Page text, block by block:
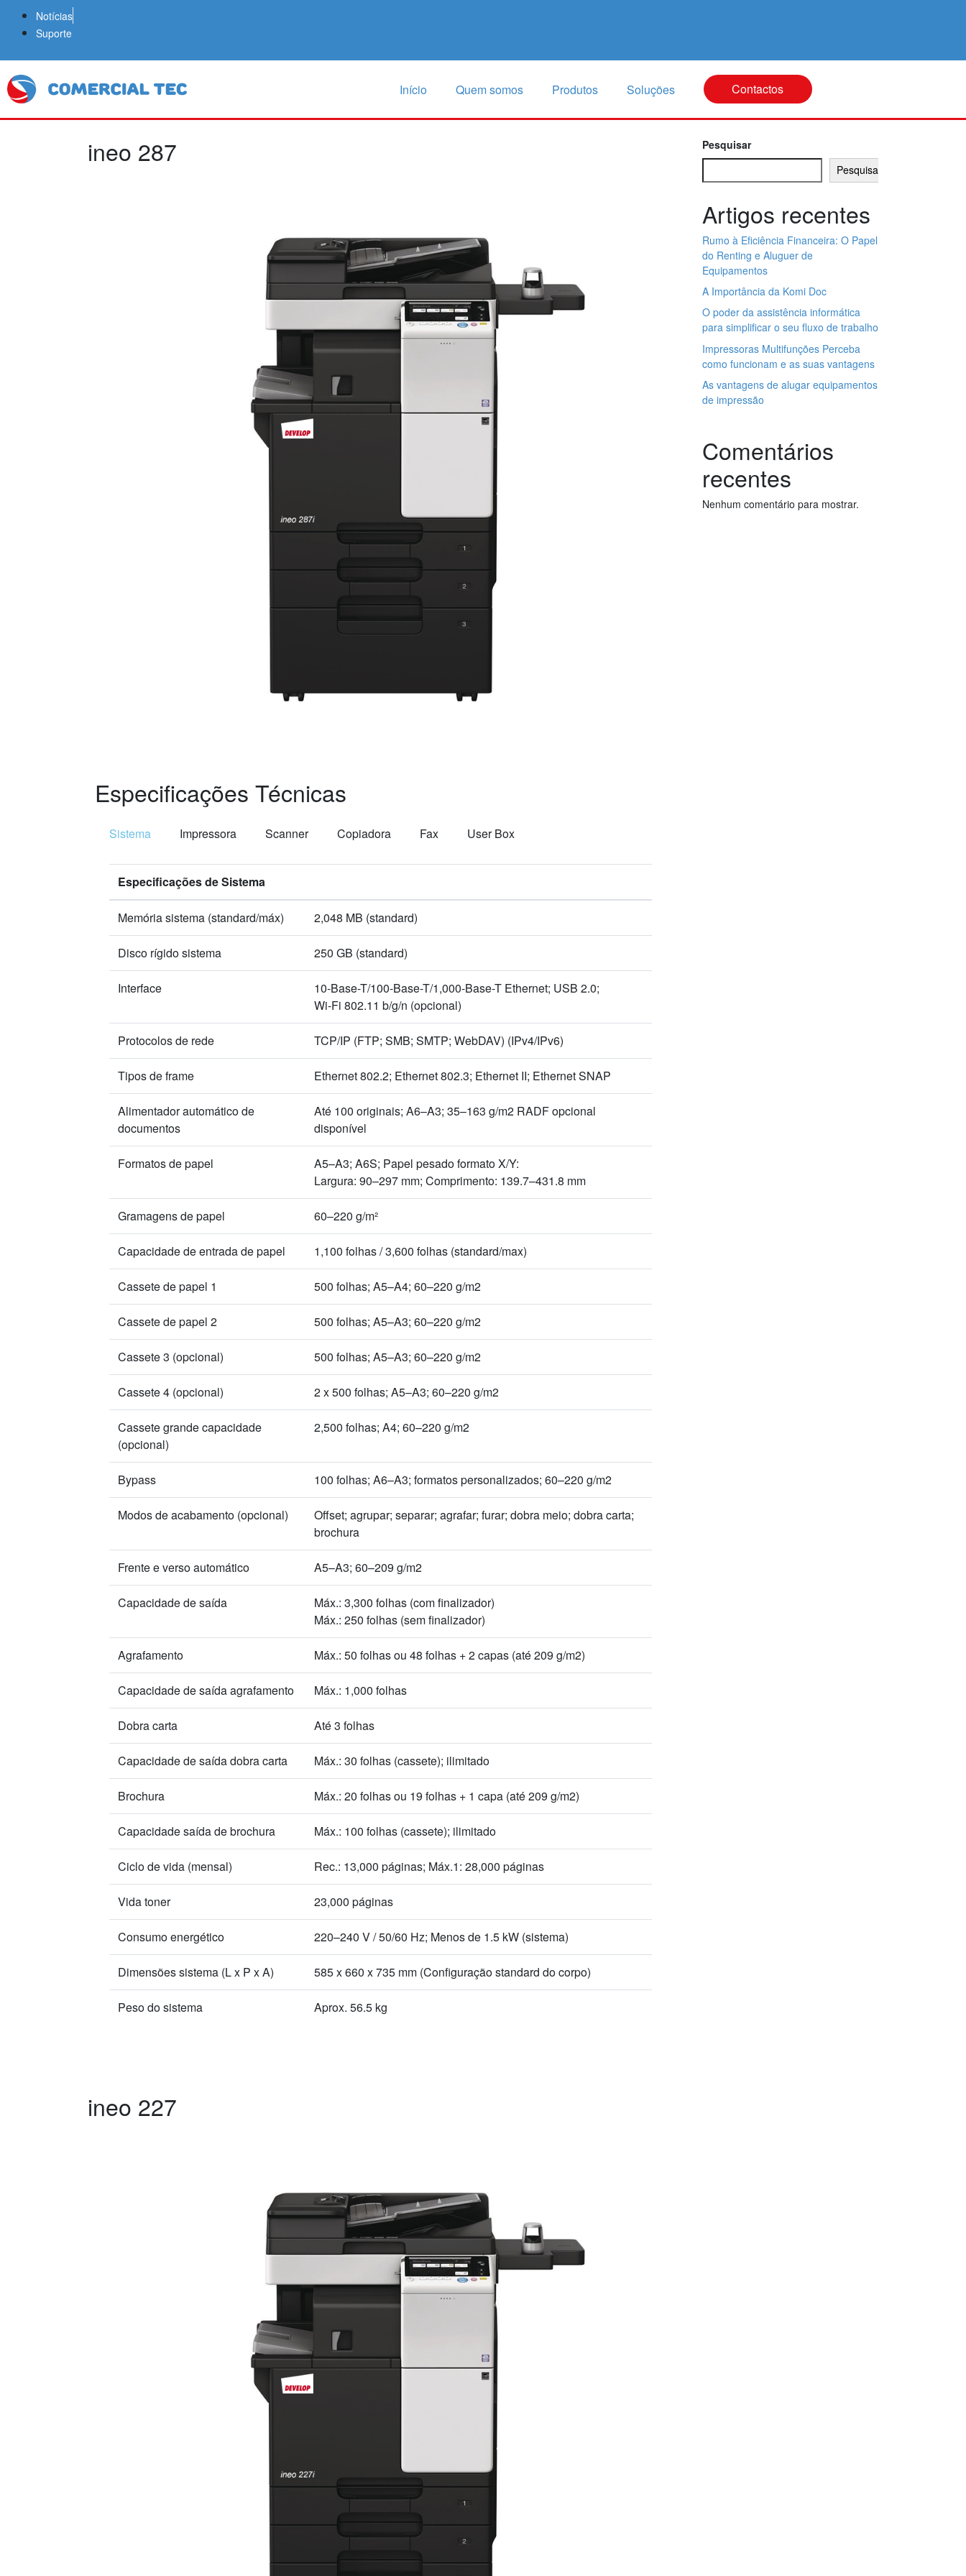
Notícias
Suporte
Início Quem somos Produtos Soluções Contactos
ineo 287
Especificações Técnicas
Sistema Impressora Scanner Copiadora Fax User Box
Especificações de Sistema
Memória sistema (standard/máx) 2,048 MB (standard)
Disco rígido sistema 250 GB (standard)
Interface
10-Base-T/100-Base-T/1,000-Base-T Ethernet; USB 2.0;
Wi-Fi 802.11 b/g/n (opcional)
Protocolos de rede TCP/IP (FTP; SMB; SMTP; WebDAV) (IPv4/IPv6)
Tipos de frame Ethernet 802.2; Ethernet 802.3; Ethernet II; Ethernet SNAP
Alimentador automático de
documentos
Até 100 originais; A6–A3; 35–163 g/m2 RADF opcional
disponível
Formatos de papel
A5–A3; A6S; Papel pesado formato X/Y:
Largura: 90–297 mm; Comprimento: 139.7–431.8 mm
Gramagens de papel 60–220 g/m²
Capacidade de entrada de papel 1,100 folhas / 3,600 folhas (standard/max)
Cassete de papel 1 500 folhas; A5–A4; 60–220 g/m2
Cassete de papel 2 500 folhas; A5–A3; 60–220 g/m2
Cassete 3 (opcional) 500 folhas; A5–A3; 60–220 g/m2
Cassete 4 (opcional) 2 x 500 folhas; A5–A3; 60–220 g/m2
Cassete grande capacidade
(opcional)
2,500 folhas; A4; 60–220 g/m2
Bypass 100 folhas; A6–A3; formatos personalizados; 60–220 g/m2
Modos de acabamento (opcional)
Offset; agrupar; separar; agrafar; furar; dobra meio; dobra carta;
brochura
Frente e verso automático A5–A3; 60–209 g/m2
Capacidade de saída
Máx.: 3,300 folhas (com finalizador)
Máx.: 250 folhas (sem finalizador)
Agrafamento Máx.: 50 folhas ou 48 folhas + 2 capas (até 209 g/m2)
Capacidade de saída agrafamento Máx.: 1,000 folhas
Dobra carta Até 3 folhas
Capacidade de saída dobra carta Máx.: 30 folhas (cassete); ilimitado
Brochura Máx.: 20 folhas ou 19 folhas + 1 capa (até 209 g/m2)
Capacidade saída de brochura Máx.: 100 folhas (cassete); ilimitado
Ciclo de vida (mensal) Rec.: 13,000 páginas; Máx.1: 28,000 páginas
Vida toner 23,000 páginas
Consumo energético 220–240 V / 50/60 Hz; Menos de 1.5 kW (sistema)
Dimensões sistema (L x P x A) 585 x 660 x 735 mm (Configuração standard do corpo)
Peso do sistema Aprox. 56.5 kg
ineo 227
Pesquisar
Pesquisar
Artigos recentes
Rumo à Eficiência Financeira: O Papel
do Renting e Aluguer de
Equipamentos
A Importância da Komi Doc
O poder da assistência informática
para simplificar o seu fluxo de trabalho
Impressoras Multifunções Perceba
como funcionam e as suas vantagens
As vantagens de alugar equipamentos
de impressão
Comentários
recentes
Nenhum comentário para mostrar.